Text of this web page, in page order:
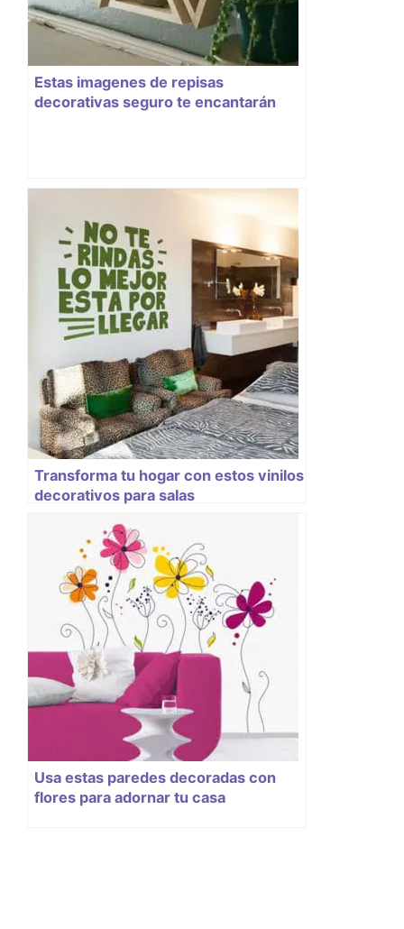
Estas imagenes de repisas
decorativas seguro te encantarán
Transforma tu hogar con estos vinilos
decorativos para salas
Usa estas paredes decoradas con
flores para adornar tu casa